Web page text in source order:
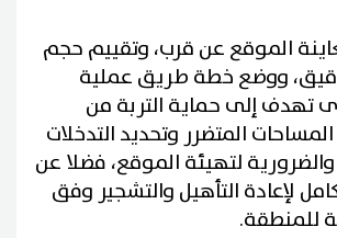
الموقع عن قرب، وتقييم حجم
دقيق، ووضع خطة طريق عملية
تهدف إلى حماية التربة من
المتضرر وتحديد التدخلات
والضرورية لتهيئة الموقع، فضلا عن
لإعادة التأهيل والتشجير وفق
للمنطقة.